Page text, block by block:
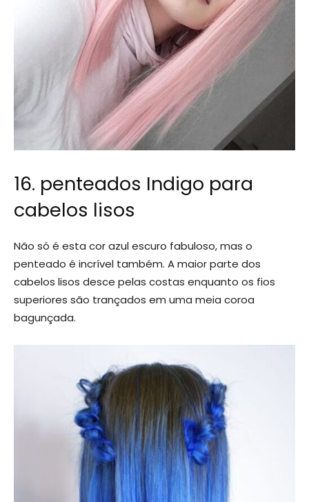
16. penteados Indigo para
cabelos lisos
Não só é esta cor azul escuro fabuloso, mas o
penteado é incrível também. A maior parte dos
cabelos lisos desce pelas costas enquanto os fios
superiores são trançados em uma meia coroa
bagunçada.